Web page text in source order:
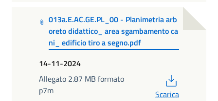
013a.E.AC.GE.PL_00 - Planimetria arb
oreto didattico_ area sgambamento ca
ni_ edificio tiro a segno.pdf
14-11-2024
Allegato 2.87 MB formato
p7m
Scarica